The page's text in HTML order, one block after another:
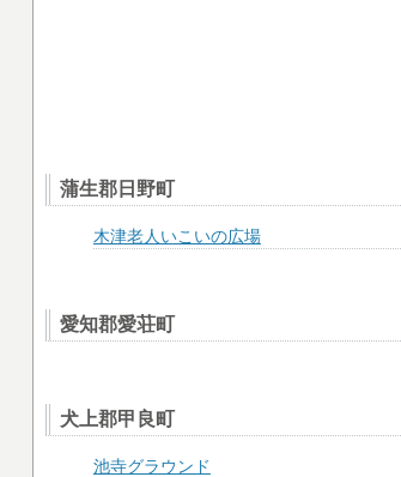
蒲生郡日野町
木津老人いこいの広場
愛知郡愛荘町
犬上郡甲良町
池寺グラウンド